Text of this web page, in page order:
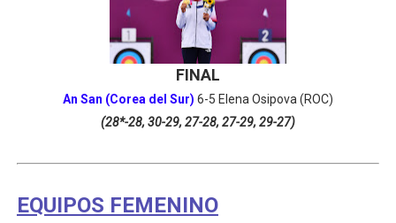
FINAL
An San (Corea del Sur) 6-5 Elena Osipova (ROC)
(28*-28, 30-29, 27-28, 27-29, 29-27)
EQUIPOS FEMENINO